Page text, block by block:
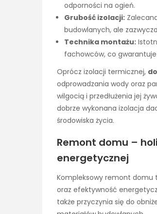
odporności na ogień.
Grubość izolacji:
budowlanych, ale
Technika montażu:
fachowców, co
Oprócz izolacji termicznej,
odprowadzania wody oraz
wilgocią i przedłużenia jej
dobrze wykonana izolacja
środowiska życia.
Remont domu –
energetycznej
Kompleksowy remont domu
oraz efektywność
także przyczynia się do